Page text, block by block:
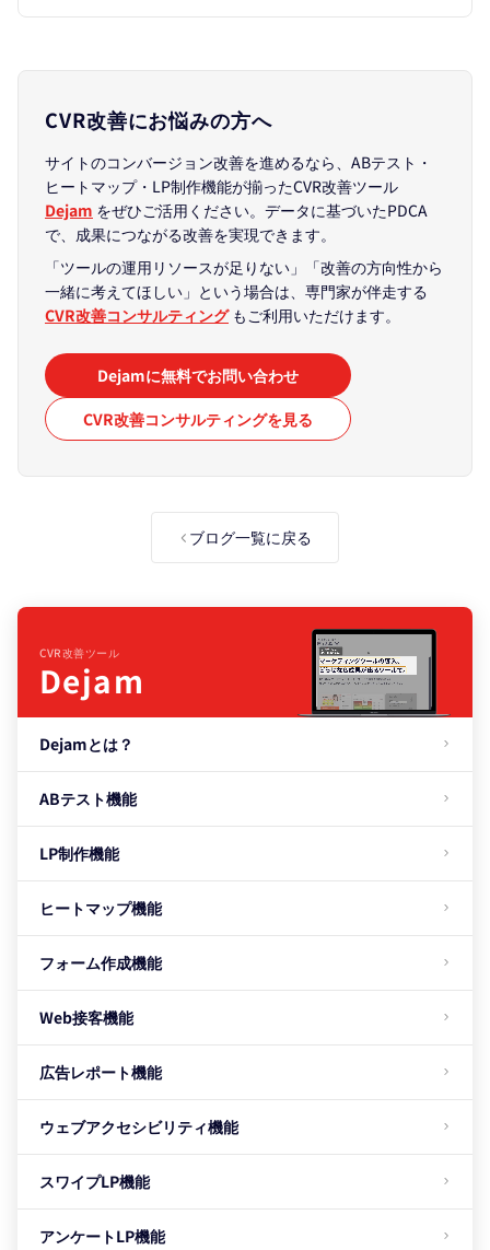
CVR改善にお悩みの方へ
サイトのコンバージョン改善を進めるなら、ABテスト・
ヒートマップ・LP制作機能が揃ったCVR改善ツール
Dejam をぜひご活用ください。データに基づいたPDCA
で、成果につながる改善を実現できます。
「ツールの運用リソースが足りない」「改善の方向性から
一緒に考えてほしい」という場合は、専門家が伴走する
CVR改善コンサルティングもご利用いただけます。
Dejamに無料でお問い合わせ
CVR改善コンサルティングを見る
ブログ一覧に戻る
CVR改善ツール
Dejam
Dejamとは？
ABテスト機能
LP制作機能
ヒートマップ機能
フォーム作成機能
Web接客機能
広告レポート機能
ウェブアクセシビリティ機能
スワイプLP機能
アンケートLP機能